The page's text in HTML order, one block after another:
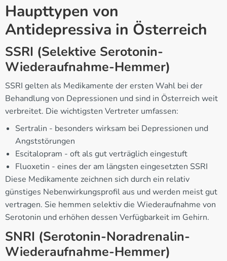
Haupttypen von
Antidepressiva in Österreich
SSRI (Selektive Serotonin-
Wiederaufnahme-Hemmer)
SSRI gelten als Medikamente der ersten Wahl bei der
Behandlung von Depressionen und sind in Österreich weit
verbreitet. Die wichtigsten Vertreter umfassen:
Sertralin - besonders wirksam bei Depressionen und
Angststörungen
Escitalopram - oft als gut verträglich eingestuft
Fluoxetin - eines der am längsten eingesetzten SSRI
Diese Medikamente zeichnen sich durch ein relativ
günstiges Nebenwirkungsprofil aus und werden meist gut
vertragen. Sie hemmen selektiv die Wiederaufnahme von
Serotonin und erhöhen dessen Verfügbarkeit im Gehirn.
SNRI (Serotonin-Noradrenalin-
Wiederaufnahme-Hemmer)